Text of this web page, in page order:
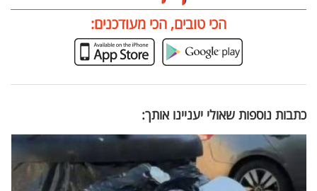
הכי טובים, הכי מעודכנים:
כתבות נוספות שאולי יעניינו אותך: